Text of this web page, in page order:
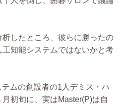
したところ、彼らに勝ったの
知能システムではないかと考
ムの創設者の1人デミス・ハ
初旬に、実はMaster(P)は自